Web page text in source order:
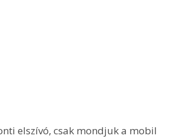
elszívó, csak mondjuk a mobil